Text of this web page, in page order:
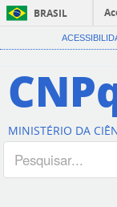
BRASIL
MINISTÉRIO DA